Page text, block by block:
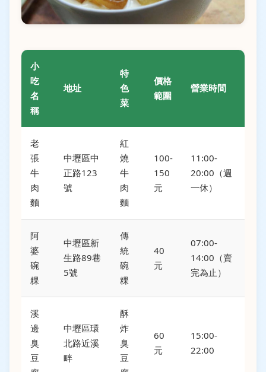
小
吃
名
稱
地址
特
色
菜
價格
範圍
營業時間
老
張
牛
肉
麵
中壢區中
正路123
號
紅
燒
牛
肉
麵
100-
150
元
11:00-
20:00（週
一休）
阿
婆
碗
粿
中壢區新
生路89巷
5號
傳
統
碗
粿
40
元
07:00-
14:00（賣
完為止）
溪
邊
臭
豆
中壢區環
北路近溪
畔
酥
炸
臭
豆
60
元
15:00-
22:00